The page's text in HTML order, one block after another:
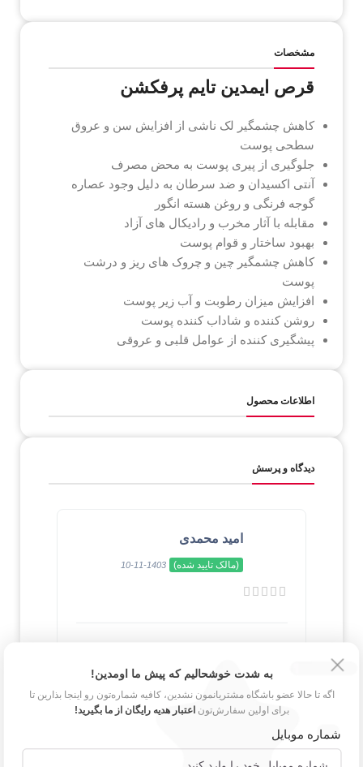
مشخصات
قرص ایمدین تایم پرفکشن
کاهش چشمگیر لک ناشی از افزایش سن و عروق
سطحی پوست
جلوگیری از پیری پوست به محض مصرف
آنتی اکسیدان و ضد سرطان به دلیل وجود عصاره
گوجه فرنگی و روغن هسته انگور
مقابله با آثار مخرب و رادیکال های آزاد
بهبود ساختار و قوام پوست
کاهش چشمگیر چین و چروک های ریز و درشت
پوست
افزایش میزان رطوبت و آب زیر پوست
روشن کننده و شاداب کننده پوست
پیشگیری کننده از عوامل قلبی و عروقی
اطلاعات محصول
دیدگاه و پرسش
امید محمدی
(مالک تایید شده) 1403-11-10
خیلی مناسب
مژگان پویان
به شدت خوشحالیم که پیش ما اومدین!
اگه تا حالا عضو باشگاه مشتریانمون نشدین، کافیه شماره‌تون رو اینجا بذارین تا
برای اولین سفارش‌تون اعتبار هدیه رایگان از ما بگیرید!
شماره موبایل